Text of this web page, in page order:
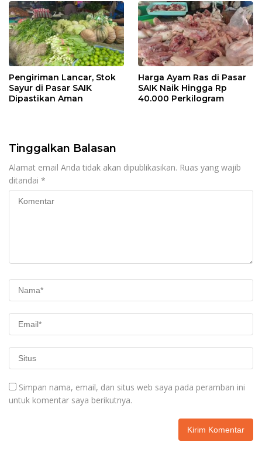
Pengiriman Lancar, Stok
Sayur di Pasar SAIK
Dipastikan Aman
Harga Ayam Ras di Pasar
SAIK Naik Hingga Rp
40.000 Perkilogram
Tinggalkan Balasan
Alamat email Anda tidak akan dipublikasikan. Ruas yang wajib
ditandai *
Simpan nama, email, dan situs web saya pada peramban ini
untuk komentar saya berikutnya.